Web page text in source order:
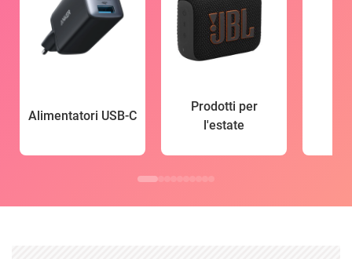
Alimentatori USB-C
Prodotti per
l'estate